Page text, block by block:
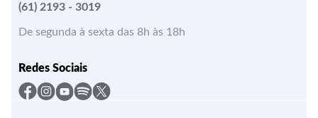
(61) 2193 - 3019
De segunda à sexta das 8h às 18h
Redes Sociais